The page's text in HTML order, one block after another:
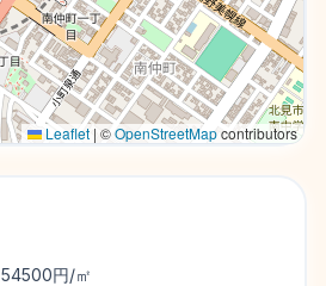
Leaflet | ©OpenStreetMapcontributors
54500円/㎡